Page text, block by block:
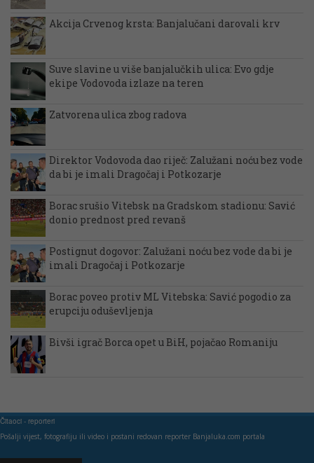
Akcija Crvenog krsta: Banjalučani darovali krv
Suve slavine u više banjalučkih ulica: Evo gdje
ekipe Vodovoda izlaze na teren
Zatvorena ulica zbog radova
Direktor Vodovoda dao riječ: Zalužani noću bez vode
da bi je imali Dragočaj i Potkozarje
Borac srušio Vitebsk na Gradskom stadionu: Savić
donio prednost pred revanš
Postignut dogovor: Zalužani noću bez vode da bi je
imali Dragočaj i Potkozarje
Borac poveo protiv ML Vitebska: Savić pogodio za
erupciju oduševljenja
Bivši igrač Borca opet u BiH, pojačao Romaniju
Čitaoci - reporteri
Pošalji vijest, fotografiju ili video i postani redovan reporter Banjaluka.com portala